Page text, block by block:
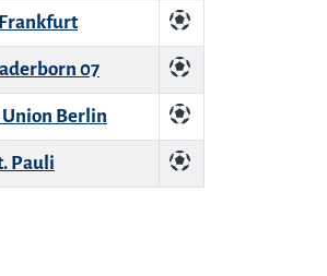
Frankfurt
07
Union Berlin
Pauli